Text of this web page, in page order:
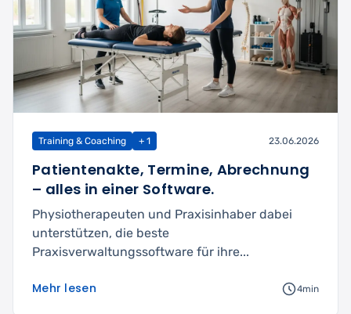
Training & Coaching + 1 23.06.2026
Patientenakte, Termine, Abrechnung
– alles in einer Software.
Physiotherapeuten und Praxisinhaber dabei
unterstützen, die beste
Praxisverwaltungssoftware für ihre...
Mehr lesen 4min